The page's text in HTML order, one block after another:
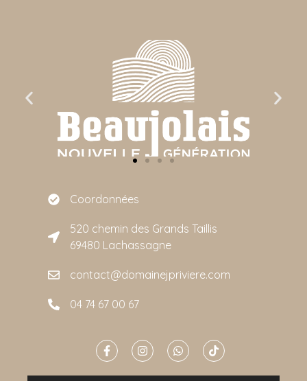
Coordonnées
520 chemin des Grands Taillis
69480 Lachassagne
contact@domainejpriviere.com
04 74 67 00 67